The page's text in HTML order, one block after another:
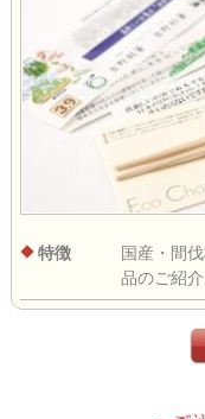
特徴
国産・間
品のご紹介